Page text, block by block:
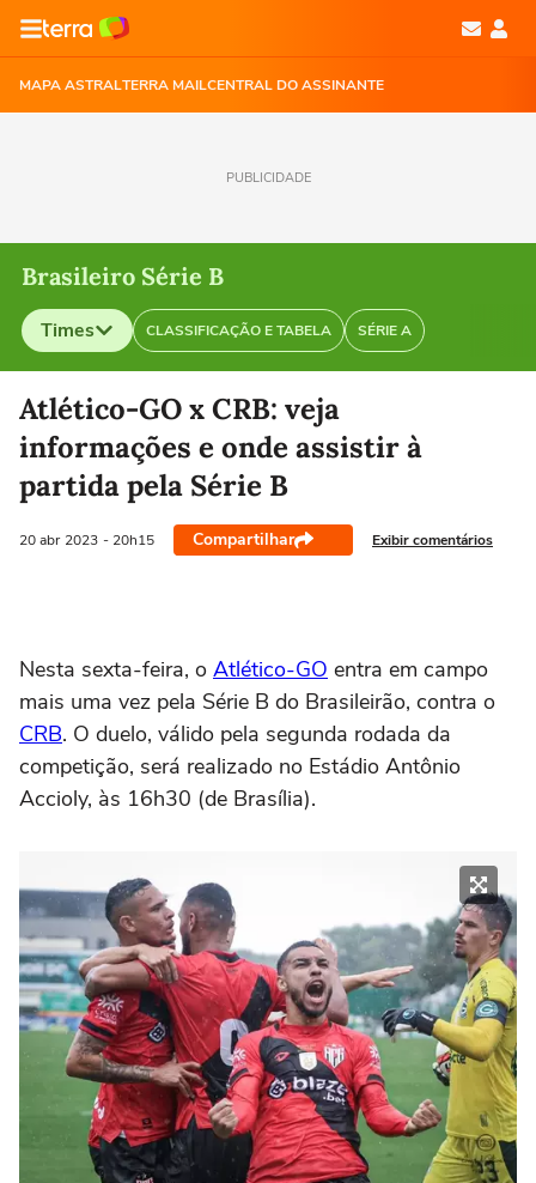
MAPA ASTRALTERRA MAILCENTRAL DO ASSINANTE
PUBLICIDADE
Brasileiro Série B
Times CLASSIFICAÇÃO E TABELA SÉRIE A
Selecione o time para ver as notícias
Atlético-GO x CRB: veja
informações e onde assistir à
partida pela Série B
20 abr 2023 - 20h15 Compartilhar Exibir comentários
Nesta sexta-feira, o Atlético-GO entra em campo
mais uma vez pela Série B do Brasileirão, contra o
CRB. O duelo, válido pela segunda rodada da
competição, será realizado no Estádio Antônio
Accioly, às 16h30 (de Brasília).